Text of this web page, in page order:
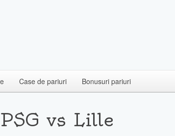
Case de pariuri Bonusuri pariuri
vs Lille